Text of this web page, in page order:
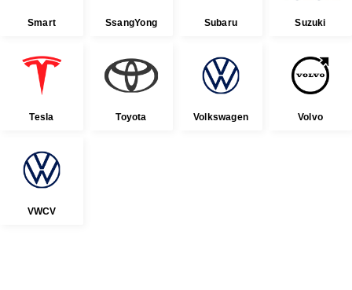
Smart SsangYong Subaru Suzuki
Tesla Toyota Volkswagen Volvo
VWCV